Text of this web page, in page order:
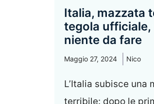
Italia, mazzata
tegola ufficiale,
niente da fare
Maggio 27, 2024 Nico
L’Italia subisce una
terribile: dopo le